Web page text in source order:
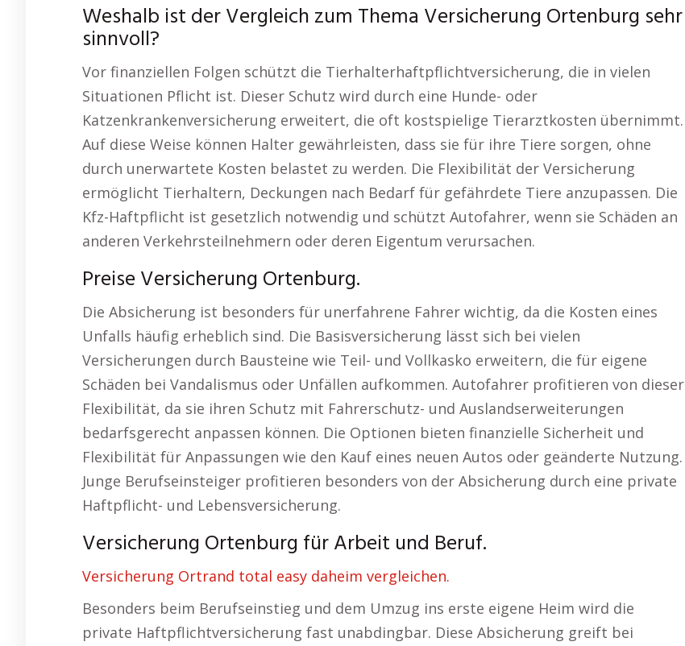
Weshalb ist der Vergleich zum Thema Versicherung Ortenburg sehr
sinnvoll?
Vor finanziellen Folgen schützt die Tierhalterhaftpflichtversicherung, die in vielen
Situationen Pflicht ist. Dieser Schutz wird durch eine Hunde- oder
Katzenkrankenversicherung erweitert, die oft kostspielige Tierarztkosten übernimmt.
Auf diese Weise können Halter gewährleisten, dass sie für ihre Tiere sorgen, ohne
durch unerwartete Kosten belastet zu werden. Die Flexibilität der Versicherung
ermöglicht Tierhaltern, Deckungen nach Bedarf für gefährdete Tiere anzupassen. Die
Kfz-Haftpflicht ist gesetzlich notwendig und schützt Autofahrer, wenn sie Schäden an
anderen Verkehrsteilnehmern oder deren Eigentum verursachen.
Preise Versicherung Ortenburg.
Die Absicherung ist besonders für unerfahrene Fahrer wichtig, da die Kosten eines
Unfalls häufig erheblich sind. Die Basisversicherung lässt sich bei vielen
Versicherungen durch Bausteine wie Teil- und Vollkasko erweitern, die für eigene
Schäden bei Vandalismus oder Unfällen aufkommen. Autofahrer profitieren von dieser
Flexibilität, da sie ihren Schutz mit Fahrerschutz- und Auslandserweiterungen
bedarfsgerecht anpassen können. Die Optionen bieten finanzielle Sicherheit und
Flexibilität für Anpassungen wie den Kauf eines neuen Autos oder geänderte Nutzung.
Junge Berufseinsteiger profitieren besonders von der Absicherung durch eine private
Haftpflicht- und Lebensversicherung.
Versicherung Ortenburg für Arbeit und Beruf.
Versicherung Ortrand total easy daheim vergleichen.
Besonders beim Berufseinstieg und dem Umzug ins erste eigene Heim wird die
private Haftpflichtversicherung fast unabdingbar. Diese Absicherung greift bei